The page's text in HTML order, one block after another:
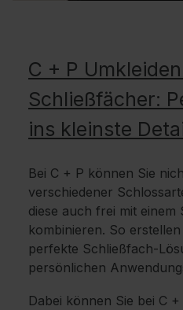
C + P
Schließfächer:
ins kleinste
Bei C + P können Sie
verschiedener
diese auch frei mit
kombinieren. So
perfekte Schließfach-
persönlichen
Dabei können Sie bei C